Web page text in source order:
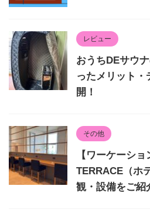
レビュー
おうちDEサウ
ったメリット・
開！
その他
【ワーケーシ
TERRACE（ホ
観・設備をご紹